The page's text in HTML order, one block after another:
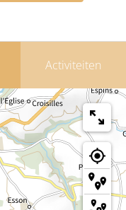
Activiteiten